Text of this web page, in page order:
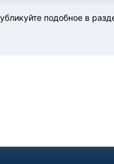
подобное в